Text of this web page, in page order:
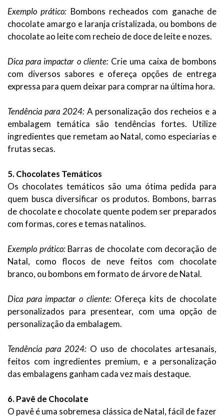
Exemplo prático: Bombons recheados com ganache de
chocolate amargo e laranja cristalizada, ou bombons de
chocolate ao leite com recheio de doce de leite e nozes.
Dica para impactar o cliente:Crie uma caixa de bombons
com diversos sabores e ofereça opções de entrega
expressa para quem deixar para comprar na última hora.
Tendência para 2024: A personalização dos recheios e a
embalagem temática são tendências fortes. Utilize
ingredientes que remetam ao Natal, como especiarias e
frutas secas.
5. Chocolates Temáticos
Os chocolates temáticos são uma ótima pedida para
quem busca diversificar os produtos. Bombons, barras
de chocolate e chocolate quente podem ser preparados
com formas, cores e temas natalinos.
Exemplo prático: Barras de chocolate com decoração de
Natal, como flocos de neve feitos com chocolate
branco, ou bombons em formato de árvore de Natal.
Dica para impactar o cliente: Ofereça kits de chocolate
personalizados para presentear, com uma opção de
personalização da embalagem.
Tendência para 2024: O uso de chocolates artesanais,
feitos com ingredientes premium, e a personalização
das embalagens ganham cada vez mais destaque.
6. Pavê de Chocolate
O pavê é uma sobremesa clássica de Natal, fácil de fazer